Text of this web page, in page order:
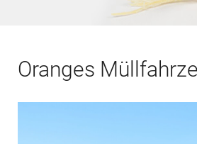
Oranges